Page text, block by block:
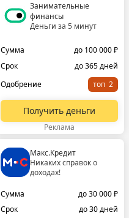
Занимательные
финансы
Деньги за 5 минут
Сумма
до 100 000 ₽
Срок
до 365 дней
Одобрение
топ
Получить деньги
Реклама
Макс.Кредит
Никаких справок о
доходах!
Сумма
до 30 000 ₽
Срок
до 30 дней